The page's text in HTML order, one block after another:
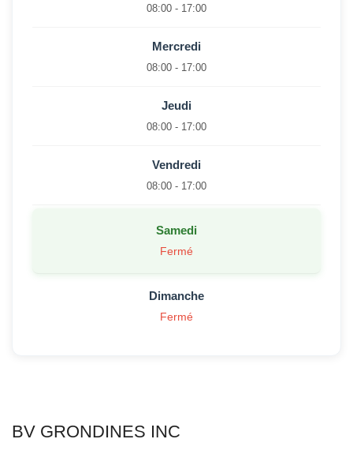
08:00 - 17:00
Mercredi
08:00 - 17:00
Jeudi
08:00 - 17:00
Vendredi
08:00 - 17:00
Samedi
Fermé
Dimanche
Fermé